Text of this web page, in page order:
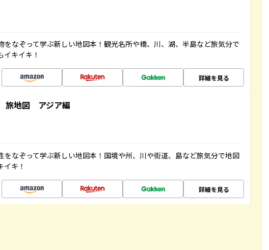
をなぞって学ぶ新しい地図本！観光名所や橋、川、湖、半島など旅気分で
キイキ！
詳細を見る
旅地図 アジア編
をなぞって学ぶ新しい地図本！国境や州、川や街道、島など旅気分で地図
イキ！
詳細を見る